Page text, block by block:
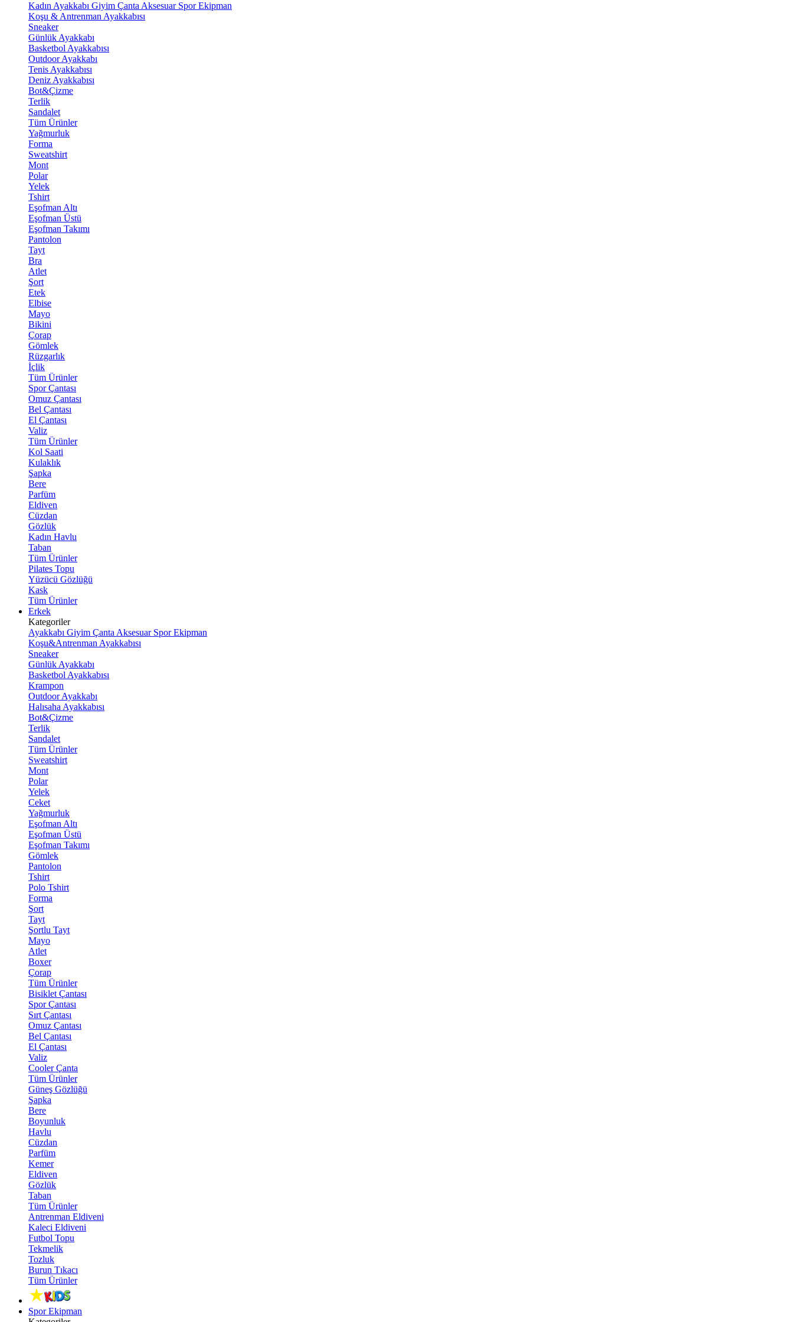
Kadın Ayakkabı Giyim Çanta Aksesuar Spor Ekipman
Koşu & Antrenman Ayakkabısı
Sneaker
Günlük Ayakkabı
Basketbol Ayakkabısı
Outdoor Ayakkabı
Tenis Ayakkabısı
Deniz Ayakkabısı
Bot&Çizme
Terlik
Sandalet
Tüm Ürünler
Yağmurluk
Forma
Sweatshirt
Mont
Polar
Yelek
Tshirt
Eşofman Altı
Eşofman Üstü
Eşofman Takımı
Pantolon
Tayt
Bra
Atlet
Şort
Etek
Elbise
Mayo
Bikini
Çorap
Gömlek
Rüzgarlık
İçlik
Tüm Ürünler
Spor Çantası
Omuz Çantası
Bel Çantası
El Çantası
Valiz
Tüm Ürünler
Kol Saati
Kulaklık
Şapka
Bere
Parfüm
Eldiven
Cüzdan
Gözlük
Kadın Havlu
Taban
Tüm Ürünler
Pilates Topu
Yüzücü Gözlüğü
Kask
Tüm Ürünler
Erkek
Kategoriler
Ayakkabı Giyim Çanta Aksesuar Spor Ekipman
Koşu&Antrenman Ayakkabısı
Sneaker
Günlük Ayakkabı
Basketbol Ayakkabısı
Krampon
Outdoor Ayakkabı
Halısaha Ayakkabısı
Bot&Çizme
Terlik
Sandalet
Tüm Ürünler
Sweatshirt
Mont
Polar
Yelek
Ceket
Yağmurluk
Eşofman Altı
Eşofman Üstü
Eşofman Takımı
Gömlek
Pantolon
Tshirt
Polo Tshirt
Forma
Şort
Tayt
Şortlu Tayt
Mayo
Atlet
Boxer
Çorap
Tüm Ürünler
Bisiklet Çantası
Spor Çantası
Sırt Çantası
Omuz Çantası
Bel Çantası
El Çantası
Valiz
Cooler Çanta
Tüm Ürünler
Güneş Gözlüğü
Şapka
Bere
Boyunluk
Havlu
Cüzdan
Parfüm
Kemer
Eldiven
Gözlük
Taban
Tüm Ürünler
Antrenman Eldiveni
Kaleci Eldiveni
Futbol Topu
Tekmelik
Tozluk
Burun Tıkacı
Tüm Ürünler
Spor Ekipman